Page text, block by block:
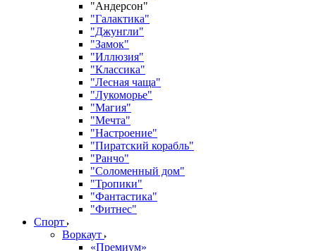
"Андерсон"
"Галактика"
"Джунгли"
"Замок"
"Иллюзия"
"Классика"
"Лесная чаща"
"Лукоморье"
"Магия"
"Мечта"
"Настроение"
"Пиратский корабль"
"Ранчо"
"Соломенный дом"
"Тропики"
"Фантастика"
"Фитнес"
Спорт
Воркаут
«Премиум»